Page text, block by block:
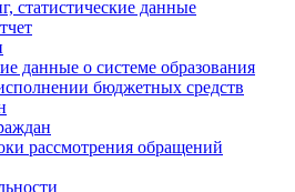
статистические данные
данные о системе образования
бюджетных средств
рассмотрения обращений